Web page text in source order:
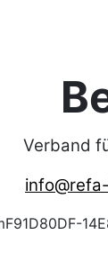
Verband